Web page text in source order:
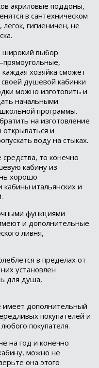
акриловые поддоны,
в сантехническом
гигиеничен, не
широкий выбор
хозяйка сможет
душевой кабинки
можно изготовить и
начальными
программы.
на изготовление
и
воду на стыках.
то конечно
кабину из
хорошо
кабины итальянских и
функциями
и дополнительные
ливня,
в пределах от
установлен
для душа,
дополнительный
покупателей и
покупателя.
на год и конечно
можно не
она этого